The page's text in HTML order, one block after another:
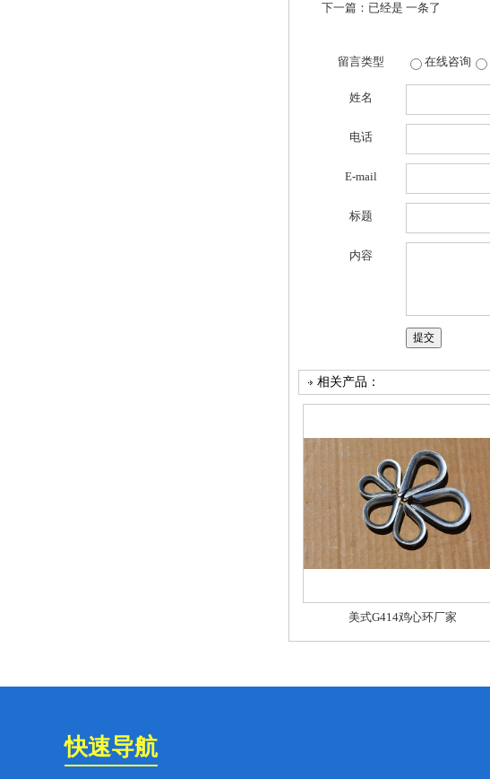
下一篇：已经是 一条了
留言类型 在线咨询
姓名
电话
E-mail
标题
内容
相关产品：
美式G414鸡心环厂家
快速导航